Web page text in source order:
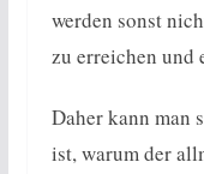
werden sonst
zu erreichen und
Daher kann man
ist, warum der